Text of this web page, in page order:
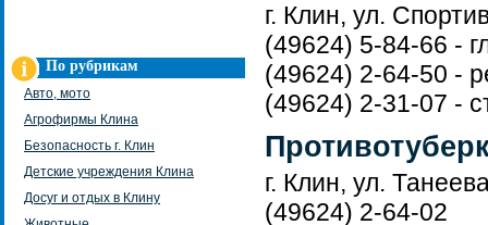
По рубрикам
Авто, мото
Агрофирмы Клина
Безопасность г. Клин
Детские учреждения Клина
Досуг и отдых в Клину
г. Клин, ул.
(49624) 5-84-66 -
(49624) 2-64-50 -
(49624) 2-31-07 -
г. Клин, ул.
(49624) 2-64-02